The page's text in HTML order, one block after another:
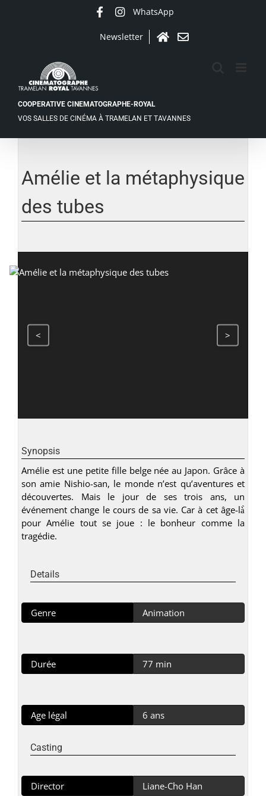
WhatsApp
Newsletter
AccueilContact
COOPERATIVE CINEMATOGRAPHE-ROYAL
VOS SALLES DE CINÉMA À TRAMELAN ET TAVANNES
Amélie et la métaphysique
des tubes
< >
Synopsis
Amélie est une petite fille belge née au Japon. Grâce à
son amie Nishio-san, le monde n’est qu’aventures et
découvertes. Mais le jour de ses trois ans, un
événement change le cours de sa vie. Car à cet âge-là̀
pour Amélie tout se joue : le bonheur comme la
tragédie.
Details
Genre Animation
Durée 77 min
Age légal 6 ans
Casting
Director Liane-Cho Han